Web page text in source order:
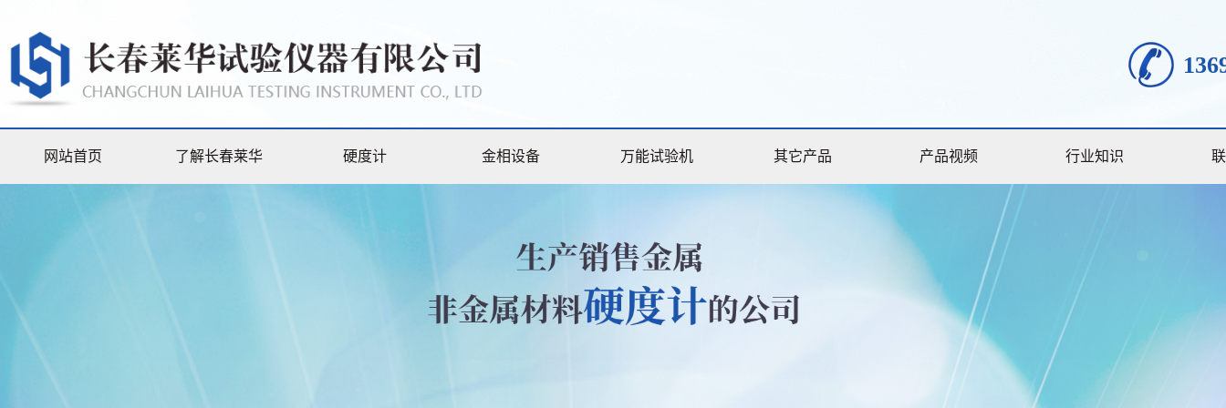
网站首页 了解长春莱华 硬度计 金相设备 万能试验机 其它产品 产品视频 行业知识